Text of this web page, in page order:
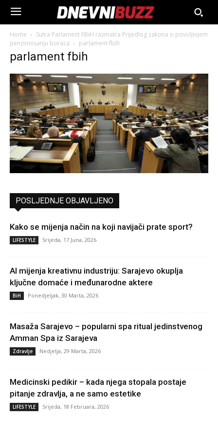
Home
Sutra Parlament FBiH razmatra Prijedlog zakona o povoljnijem
penzionisanju boraca
parlament fbih
parlament fbih
POSLJEDNJE OBJAVLJENO
Kako se mijenja način na koji navijači prate sport?
LIFESTYLE Srijeda, 17 Juna, 2026
AI mijenja kreativnu industriju: Sarajevo okuplja
ključne domaće i međunarodne aktere
BiH Ponedjeljak, 30 Marta, 2026
Masaža Sarajevo – popularni spa ritual jedinstvenog
Amman Spa iz Sarajeva
Zdravlje Nedjelja, 29 Marta, 2026
Medicinski pedikir – kada njega stopala postaje
pitanje zdravlja, a ne samo estetike
LIFESTYLE Srijeda, 18 Februara, 2026